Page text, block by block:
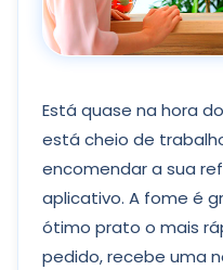
Está quase na hora
está cheio de
encomendar a sua
aplicativo. A fome é
ótimo prato o mais
pedido, recebe uma